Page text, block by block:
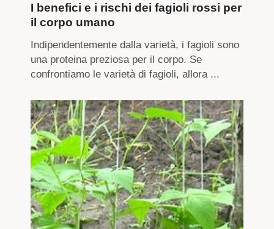
I benefici e i rischi dei fagioli rossi per
il corpo umano
Indipendentemente dalla varietà, i fagioli sono
una proteina preziosa per il corpo. Se
confrontiamo le varietà di fagioli, allora ...